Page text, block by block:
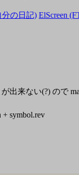
分の日記) ElScreen
が出来ない(?) ので
+ symbol.rev